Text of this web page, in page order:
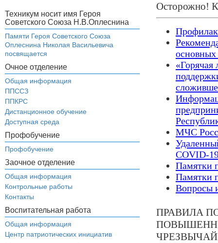
Техникум носит имя Героя
Советского Союза Н.В.Оплеснина
Памяти Героя Советского Союза
Оплеснина Николая Васильевича
посвящается
Очное отделение
Общая информация
ППССЗ
ППКРС
Дистанционное обучение
Доступная среда
Профобучение
Профобучение
Заочное отделение
Общая информация
Контрольные работы
Контакты
Воспитательная работа
Общая информация
Центр патриотических инициатив
Осторожно!
«Горячая
МЧС
COVID-
Памятки
Памятки
Вопросы
ПРАВИЛА